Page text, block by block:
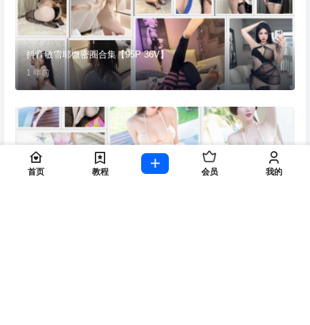
抖音敏雪耶微密圈合集【95P 36V】
1 年前
[XiuRen秀人网] SISY思 29期合集 [1481P 10G]
首页 教程 会员 我的